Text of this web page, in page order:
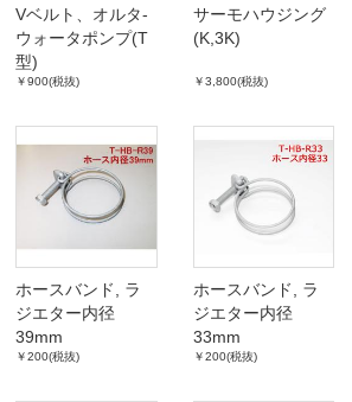
Vベルト、オルタ-
ウォータポンプ(T
型)
￥900(税抜)
サーモハウジング
(K,3K)
￥3,800(税抜)
ホースバンド, ラ
ジエター内径
39mm
￥200(税抜)
ホースバンド, ラ
ジエター内径
33mm
￥200(税抜)